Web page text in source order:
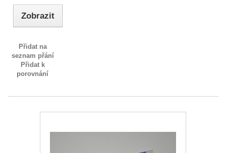
Zobrazit
Přidat na
seznam přání
Přidat k
porovnání